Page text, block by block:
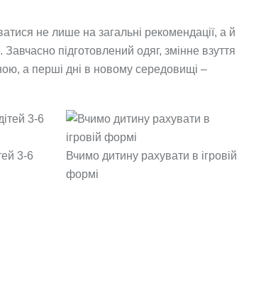
не лише на загальні рекомендації, а й
підготовлений одяг, змінне взуття
а перші дні в новому середовищі –
3-6
Вчимо дитину рахувати в ігровій
формі